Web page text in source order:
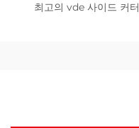
최고의 vde 사이드 커터